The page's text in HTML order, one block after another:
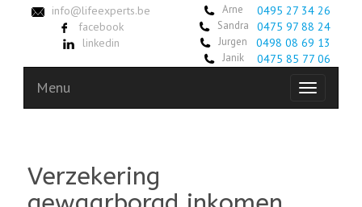
info@lifeexperts.be
facebook
linkedin
Arne 0495 27 34 26
Sandra 0475 97 88 24
Jurgen 0498 08 69 13
Janik 0475 85 77 06
Toggle
Menu
Verzekering